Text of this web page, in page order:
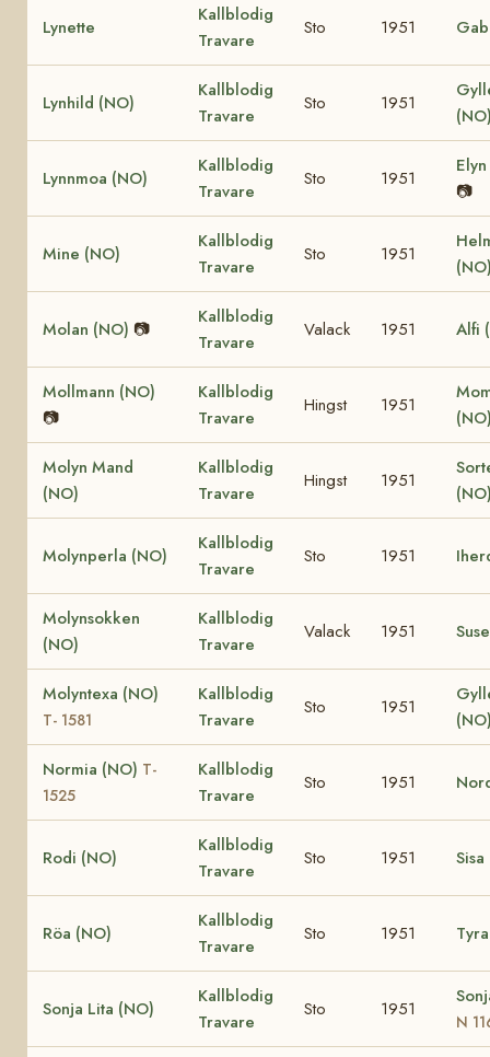
Lynette
Kallblodig
Travare
Sto 1951
Lynhild (NO)
Kallblodig
Travare
Sto 1951
Lynnmoa (NO)
Kallblodig
Travare
Sto 1951
📷
Mine (NO)
Kallblodig
Travare
Sto 1951
Molan (NO) 📷
Kallblodig
Travare
Valack 1951 Alfi
Mollmann (NO)
📷
Kallblodig
Travare
Hingst 1951
Molyn Mand
(NO)
Kallblodig
Travare
Hingst 1951
Molynperla (NO)
Kallblodig
Travare
Sto 1951
Molynsokken
(NO)
Kallblodig
Travare
Valack 1951
Molyntexa (NO)
T- 1581
Kallblodig
Travare
Sto 1951
Normia (NO) T-
1525
Kallblodig
Travare
Sto 1951
Rodi (NO)
Kallblodig
Travare
Sto 1951
Röa (NO)
Kallblodig
Travare
Sto 1951
Sonja Lita (NO)
Kallblodig
Travare
Sto 1951
N